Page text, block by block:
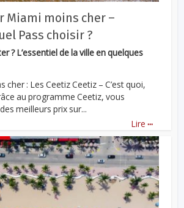
Miami moins cher –
Pass choisir ?
? L’essentiel de la ville en quelques
cher : Les Ceetiz Ceetiz – C’est quoi,
au programme Ceetiz, vous
meilleurs prix sur...
Lire ...